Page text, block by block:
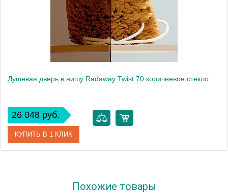
Душевая дверь в нишу Radaway Twist 70 коричневое стекло
26 048 руб.
КУПИТЬ В 1 КЛИК
Похожие товары